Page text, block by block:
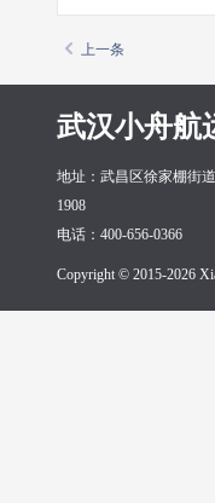
上一条
武汉小舟航
地址：武昌区徐家棚街
1908
电话：400-656-0366
Copyright © 2015-2026